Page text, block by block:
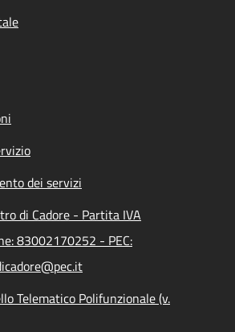
dei servizi
di Cadore - Partita IVA
83002170252 - PEC:
Telematico Polifunzionale (v.